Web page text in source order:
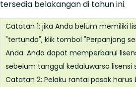
tersedia belakangan di tahun ini.
Catatan 1: jika Anda belum memiliki
"tertunda", klik tombol "Perpanjang
Anda. Anda dapat memperbarui
sebelum tanggal kedaluwarsa lisensi
Catatan 2: Pelaku rantai pasok